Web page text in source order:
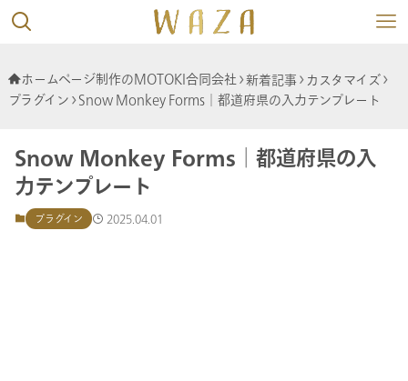
ホームページ制作のMOTOKI合同会社 新着記事
カスタマイズ
プラグイン
Snow Monkey Forms│都道府県の入力テンプレート
Snow Monkey Forms│都道府県の入
力テンプレート
プラグイン 2025.04.01